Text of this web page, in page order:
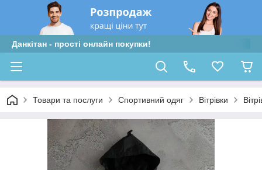
Данкітан - прості онлайн покупки!
Товари та послуги Спортивний одяг Вітрівки